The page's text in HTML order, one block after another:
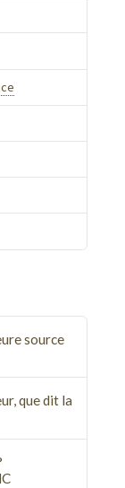
source
que dit la